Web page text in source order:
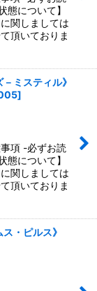
態について】
関しましては
頂いておりま
ミスティル》
]
項 -必ずお読
態について】
関しましては
頂いておりま
・ピルス》